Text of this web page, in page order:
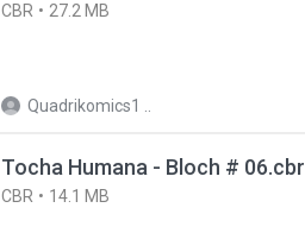
CBR 27.2 MB
Quadrikomics1 ..
Tocha Humana - Bloch # 06.cbr
CBR 14.1 MB